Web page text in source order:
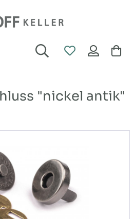
"nickel antik"